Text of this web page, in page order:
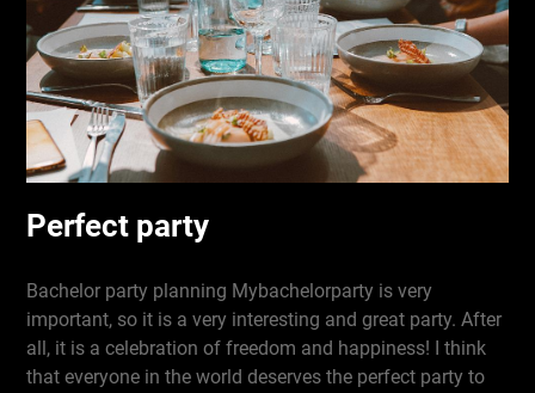
Perfect party
Bachelor party planning Mybachelorparty is very
important, so it is a very interesting and great party. After
all, it is a celebration of freedom and happiness! I think
that everyone in the world deserves the perfect party to